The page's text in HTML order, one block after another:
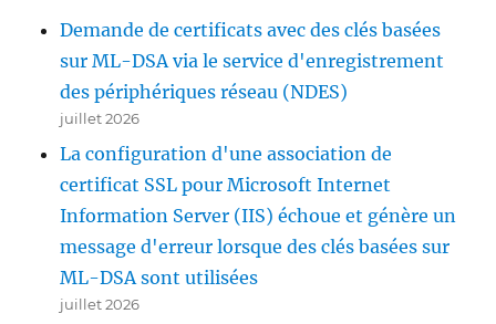
Demande de certificats avec des clés basées
sur ML-DSA via le service d'enregistrement
des périphériques réseau (NDES)
juillet 2026
La configuration d'une association de
certificat SSL pour Microsoft Internet
Information Server (IIS) échoue et génère un
message d'erreur lorsque des clés basées sur
ML-DSA sont utilisées
juillet 2026